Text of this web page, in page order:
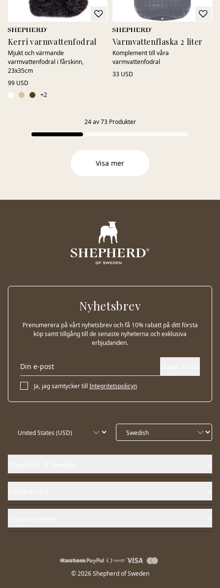
Kerri varmvattenfodral
Mjukt och värmande
varmvattenfodral i fårskinn,
23x35cm
99 USD
+2
Varmvattenflaska 2 liter
Komplement till våra
varmvattenfodral
33 USD
24 av 73 Produkter
Visa mer
Nyhetsbrev
Prenumerera på vårt nyhetsbrev och få 10% rabatt på ditt första
köp samt tillgång till de senaste nyheterna och exklusiva
erbjudanden.
Ja, jag samtycker till Integritetspolicyn
© 2026 Shepherd of Sweden